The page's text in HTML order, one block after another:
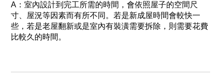
A：室內設計到完工所需的時間，會依照屋子的空間尺
寸、屋況等因素而有所不同。若是新成屋時間會較快一
些，若是老屋翻新或是室內有裝潢需要拆除，則需要花費
比較久的時間。